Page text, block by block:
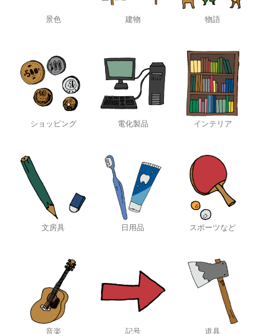
景色 建物 物語
ショッピング 電化製品 インテリア
文房具 日用品 スポーツなど
音楽 記号 道具